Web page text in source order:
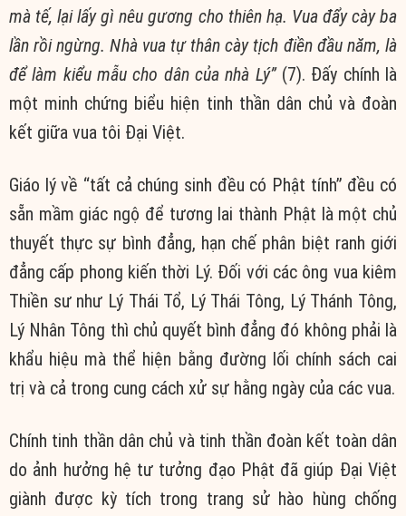
mà tế, lại lấy gì nêu gương cho thiên hạ. Vua đẩy cày ba
lần rồi ngừng. Nhà vua tự thân cày tịch điền đầu năm, là
để làm kiểu mẫu cho dân của nhà Lý”(7). Đấy chính là
một minh chứng biểu hiện tinh thần dân chủ và đoàn
kết giữa vua tôi Đại Việt.
Giáo lý về “tất cả chúng sinh đều có Phật tính” đều có
sẵn mầm giác ngộ để tương lai thành Phật là một chủ
thuyết thực sự bình đẳng, hạn chế phân biệt ranh giới
đẳng cấp phong kiến thời Lý. Đối với các ông vua kiêm
Thiền sư như Lý Thái Tổ, Lý Thái Tông, Lý Thánh Tông,
Lý Nhân Tông thì chủ quyết bình đẳng đó không phải là
khẩu hiệu mà thể hiện bằng đường lối chính sách cai
trị và cả trong cung cách xử sự hằng ngày của các vua.
Chính tinh thần dân chủ và tinh thần đoàn kết toàn dân
do ảnh hưởng hệ tư tưởng đạo Phật đã giúp Đại Việt
giành được kỳ tích trong trang sử hào hùng chống